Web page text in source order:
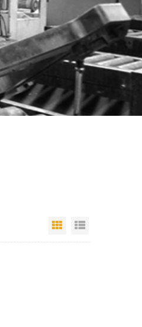
Grille